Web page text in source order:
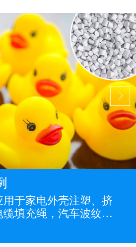
于家电外壳注塑、挤
填充绳，汽车波纹
管道，PP管，PP板
膜等各类PP料阻燃制品